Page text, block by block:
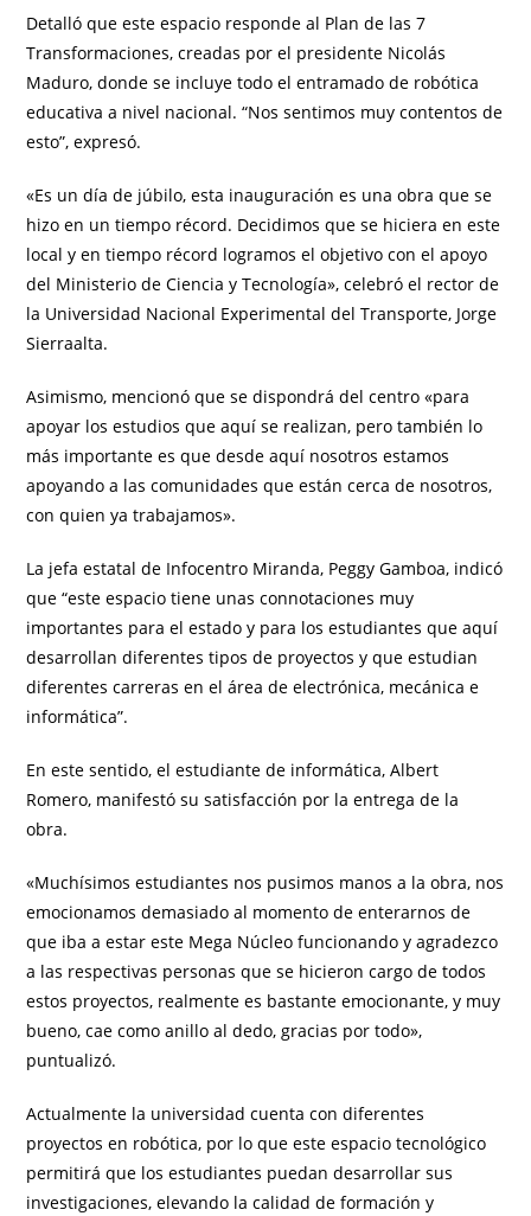
Detalló que este espacio responde al Plan de las 7
Transformaciones, creadas por el presidente Nicolás
Maduro, donde se incluye todo el entramado de robótica
educativa a nivel nacional. “Nos sentimos muy contentos de
esto”, expresó.
«Es un día de júbilo, esta inauguración es una obra que se
hizo en un tiempo récord. Decidimos que se hiciera en este
local y en tiempo récord logramos el objetivo con el apoyo
del Ministerio de Ciencia y Tecnología», celebró el rector de
la Universidad Nacional Experimental del Transporte, Jorge
Sierraalta.
Asimismo, mencionó que se dispondrá del centro «para
apoyar los estudios que aquí se realizan, pero también lo
más importante es que desde aquí nosotros estamos
apoyando a las comunidades que están cerca de nosotros,
con quien ya trabajamos».
La jefa estatal de Infocentro Miranda, Peggy Gamboa, indicó
que “este espacio tiene unas connotaciones muy
importantes para el estado y para los estudiantes que aquí
desarrollan diferentes tipos de proyectos y que estudian
diferentes carreras en el área de electrónica, mecánica e
informática”.
En este sentido, el estudiante de informática, Albert
Romero, manifestó su satisfacción por la entrega de la
obra.
«Muchísimos estudiantes nos pusimos manos a la obra, nos
emocionamos demasiado al momento de enterarnos de
que iba a estar este Mega Núcleo funcionando y agradezco
a las respectivas personas que se hicieron cargo de todos
estos proyectos, realmente es bastante emocionante, y muy
bueno, cae como anillo al dedo, gracias por todo»,
puntualizó.
Actualmente la universidad cuenta con diferentes
proyectos en robótica, por lo que este espacio tecnológico
permitirá que los estudiantes puedan desarrollar sus
investigaciones, elevando la calidad de formación y